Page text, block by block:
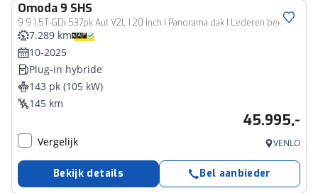
Omoda 9 SHS
9 9 1.5T-GDi 537pk Aut V2L I 20 Inch I Panorama dak I Lederen bekleding I Apple Carplay I 540 HD Surround view camera
7.289 km
10-2025
Plug-in hybride
143 pk (105 kW)
145 km
45.995,-
Vergelijk VENLO
Bekijk details Bel aanbieder